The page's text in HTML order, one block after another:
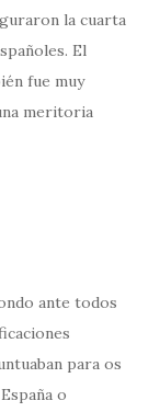
la cuarta
El
fue muy
meritoria
ante todos
para os
o